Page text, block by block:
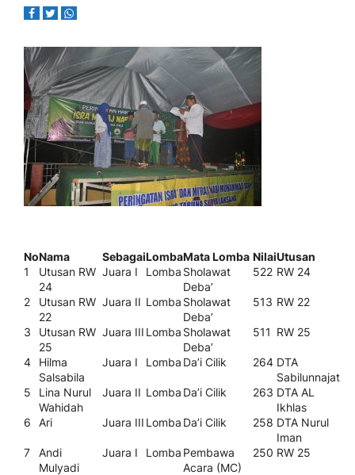
NoNama SebagaiLombaMata Lomba NilaiUtusan
1
Utusan RW
24
Juara I Lomba Sholawat
Deba’
522 RW 24
2
Utusan RW
22
Juara II Lomba Sholawat
Deba’
513 RW 22
3
Utusan RW
25
Juara III Lomba Sholawat
Deba’
511 RW 25
4
Hilma
Salsabila
Juara I Lomba Da’i Cilik 264 DTA
Sabilunnajat
5
Lina Nurul
Wahidah
Juara II Lomba Da’i Cilik 263 DTA AL
Ikhlas
6
Ari Juara III Lomba Da’i Cilik 258 DTA Nurul
Iman
7
Andi
Mulyadi
Juara I Lomba Pembawa
Acara (MC)
250 RW 25